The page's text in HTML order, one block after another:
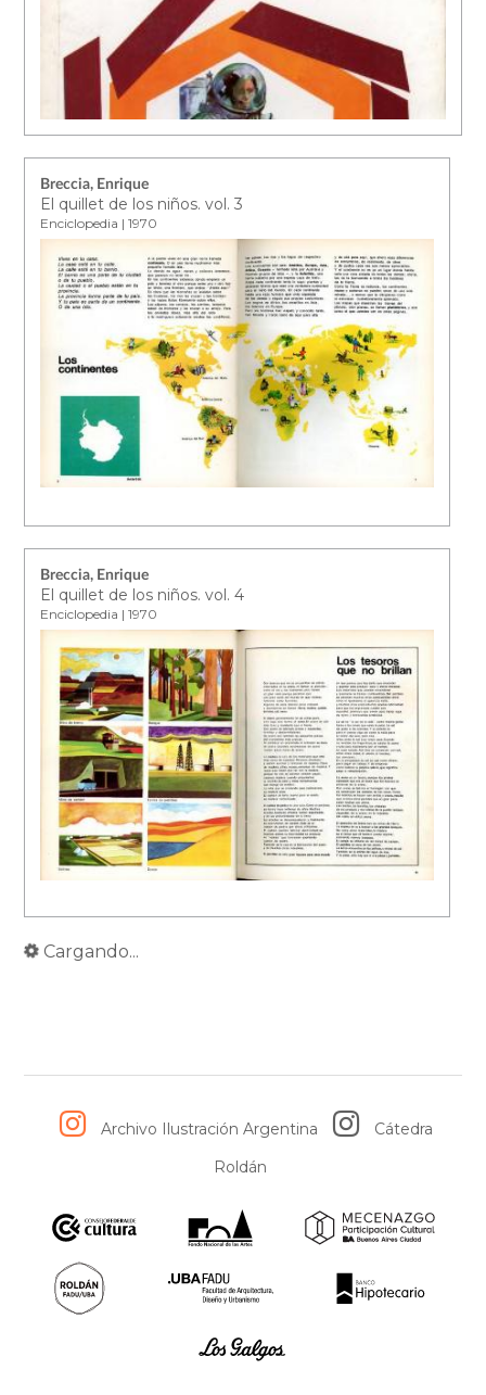
Breccia, Enrique
El quillet de los niños. vol. 3
Enciclopedia | 1970
Breccia, Enrique
El quillet de los niños. vol. 4
Enciclopedia | 1970
Cargando...
Archivo Ilustración Argentina
Cátedra
Roldán